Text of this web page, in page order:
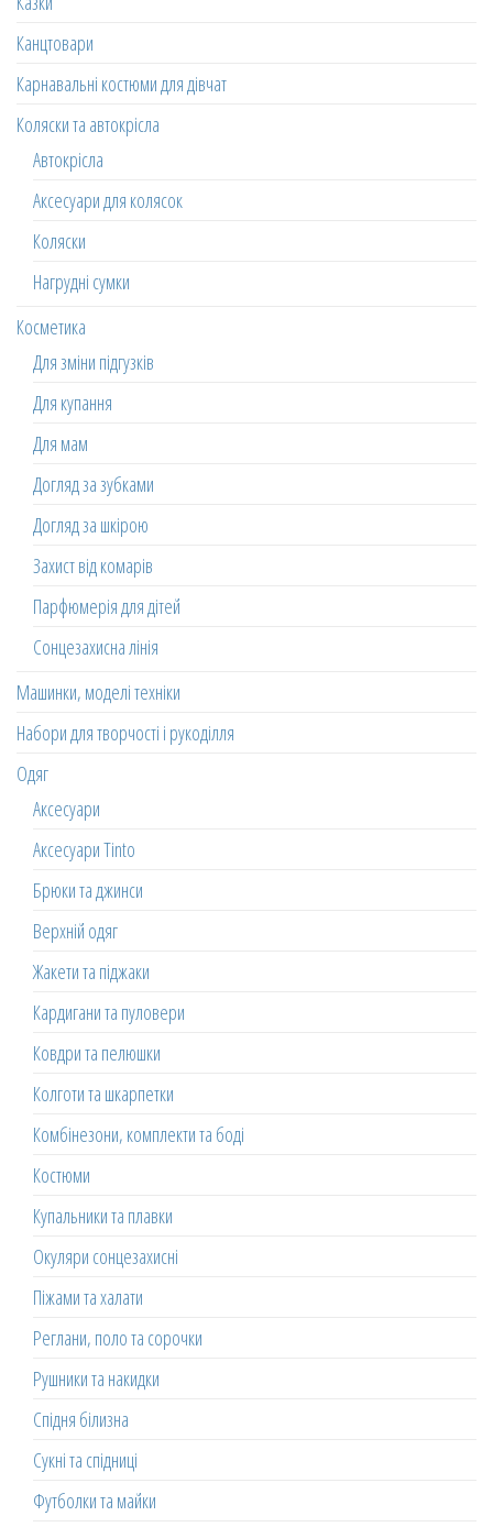
Канцтовари
Карнавальні костюми для дівчат
Коляски та автокрісла
Автокрісла
Аксесуари для колясок
Коляски
Нагрудні сумки
Косметика
Для зміни підгузків
Для купання
Для мам
Догляд за зубками
Догляд за шкірою
Захист від комарів
Парфюмерія для дітей
Сонцезахисна лінія
Машинки, моделі техніки
Набори для творчості і рукоділля
Одяг
Аксесуари
Аксесуари Tinto
Брюки та джинси
Верхній одяг
Жакети та піджаки
Кардигани та пуловери
Ковдри та пелюшки
Колготи та шкарпетки
Комбінезони, комплекти та боді
Костюми
Купальники та плавки
Окуляри сонцезахисні
Піжами та халати
Реглани, поло та сорочки
Рушники та накидки
Спідня білизна
Сукні та спідниці
Футболки та майки